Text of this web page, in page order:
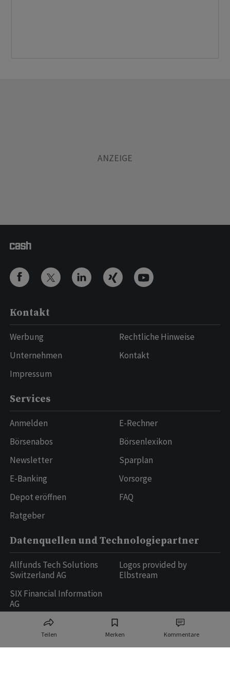
Teilen Merken Kommentare
Kontakt
Werbung
Unternehmen
Impressum
Rechtliche Hinweise
Kontakt
Services
Anmelden
Börsenabos
Newsletter
E-Banking
Depot eröffnen
Ratgeber
E-Rechner
Börsenlexikon
Sparplan
Vorsorge
FAQ
Datenquellen und Technologiepartner
Allfunds Tech Solutions
Switzerland AG
SIX Financial Information
AG
Logos provided by
Elbstream